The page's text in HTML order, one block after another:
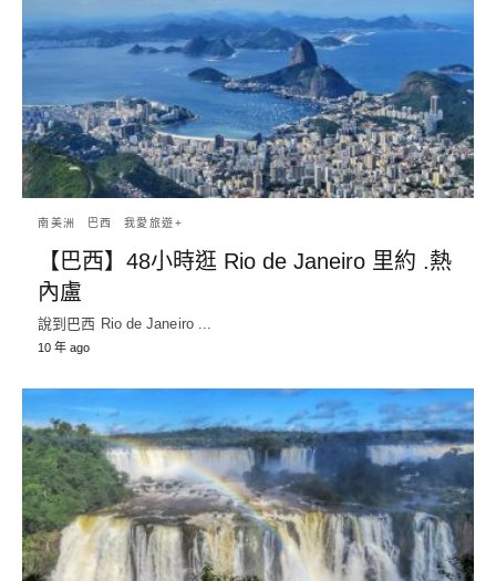
南美洲 巴西 我愛旅遊+
【巴西】48小時逛 Rio de Janeiro 里約 .熱
內盧
說到巴西 Rio de Janeiro ...
10 年 ago